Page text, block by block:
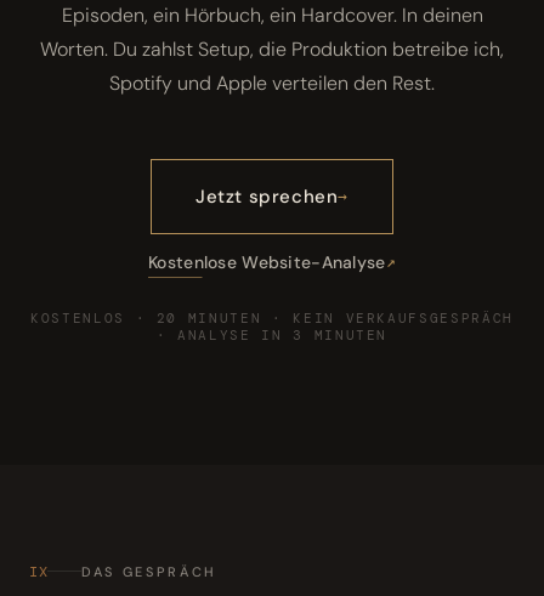
Episoden, ein Hörbuch, ein Hardcover. In deinen
Worten. Du zahlst Setup, die Produktion betreibe ich,
Spotify und Apple verteilen den Rest.
Jetzt sprechen
Kostenlose Website-Analyse
KOSTENLOS · 20 MINUTEN · KEIN VERKAUFSGESPRÄCH
· ANALYSE IN 3 MINUTEN
IX DAS GESPRÄCH